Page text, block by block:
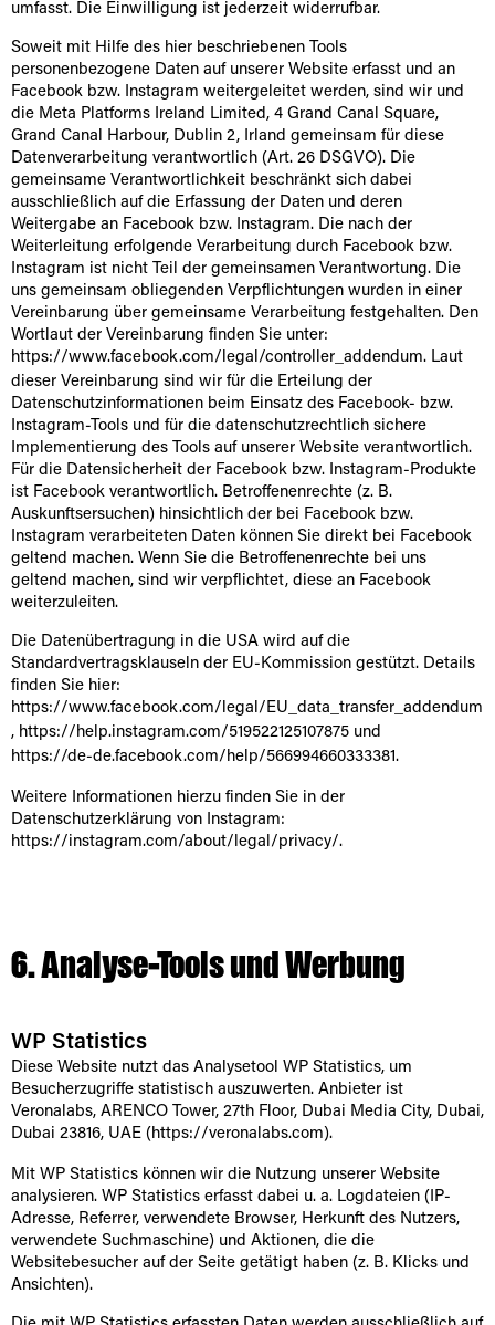
umfasst. Die Einwilligung ist jederzeit widerrufbar.
Soweit mit Hilfe des hier beschriebenen Tools
personenbezogene Daten auf unserer Website erfasst und an
Facebook bzw. Instagram weitergeleitet werden, sind wir und
die Meta Platforms Ireland Limited, 4 Grand Canal Square,
Grand Canal Harbour, Dublin 2, Irland gemeinsam für diese
Datenverarbeitung verantwortlich (Art. 26 DSGVO). Die
gemeinsame Verantwortlichkeit beschränkt sich dabei
ausschließlich auf die Erfassung der Daten und deren
Weitergabe an Facebook bzw. Instagram. Die nach der
Weiterleitung erfolgende Verarbeitung durch Facebook bzw.
Instagram ist nicht Teil der gemeinsamen Verantwortung. Die
uns gemeinsam obliegenden Verpflichtungen wurden in einer
Vereinbarung über gemeinsame Verarbeitung festgehalten. Den
Wortlaut der Vereinbarung finden Sie unter:
https://www.facebook.com/legal/controller_addendum. Laut
dieser Vereinbarung sind wir für die Erteilung der
Datenschutzinformationen beim Einsatz des Facebook- bzw.
Instagram-Tools und für die datenschutzrechtlich sichere
Implementierung des Tools auf unserer Website verantwortlich.
Für die Datensicherheit der Facebook bzw. Instagram-Produkte
ist Facebook verantwortlich. Betroffenenrechte (z. B.
Auskunftsersuchen) hinsichtlich der bei Facebook bzw.
Instagram verarbeiteten Daten können Sie direkt bei Facebook
geltend machen. Wenn Sie die Betroffenenrechte bei uns
geltend machen, sind wir verpflichtet, diese an Facebook
weiterzuleiten.
Die Datenübertragung in die USA wird auf die
Standardvertragsklauseln der EU-Kommission gestützt. Details
finden Sie hier:
https://www.facebook.com/legal/EU_data_transfer_addendum
, https://help.instagram.com/519522125107875 und
https://de-de.facebook.com/help/566994660333381.
Weitere Informationen hierzu finden Sie in der
Datenschutzerklärung von Instagram:
https://instagram.com/about/legal/privacy/.
6. Analyse-Tools und Werbung
WP Statistics
Diese Website nutzt das Analysetool WP Statistics, um
Besucherzugriffe statistisch auszuwerten. Anbieter ist
Veronalabs, ARENCO Tower, 27th Floor, Dubai Media City, Dubai,
Dubai 23816, UAE (https://veronalabs.com).
Mit WP Statistics können wir die Nutzung unserer Website
analysieren. WP Statistics erfasst dabei u. a. Logdateien (IP-
Adresse, Referrer, verwendete Browser, Herkunft des Nutzers,
verwendete Suchmaschine) und Aktionen, die die
Websitebesucher auf der Seite getätigt haben (z. B. Klicks und
Ansichten).